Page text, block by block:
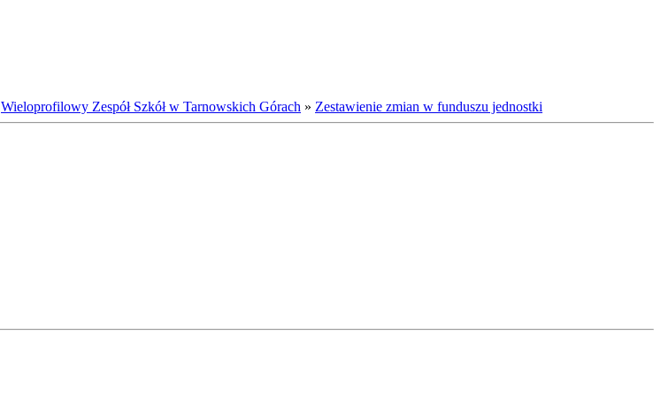
Wieloprofilowy Zespół Szkół w Tarnowskich Górach » Zestawienie zmian w funduszu jednostki